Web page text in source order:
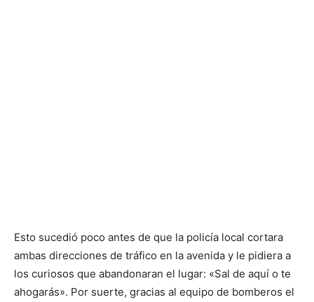
Esto sucedió poco antes de que la policía local cortara
ambas direcciones de tráfico en la avenida y le pidiera a
los curiosos que abandonaran el lugar: «Sal de aquí o te
ahogarás». Por suerte, gracias al equipo de bomberos el